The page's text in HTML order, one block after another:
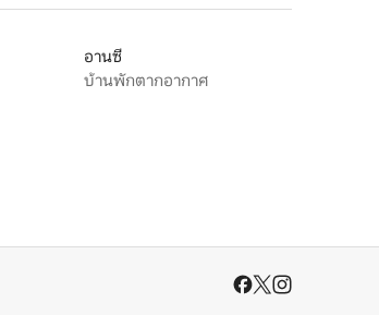
อานซี
บ้านพักตากอากาศ